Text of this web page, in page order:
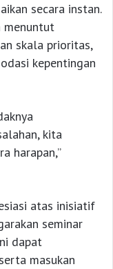
secara instan.
menuntut
skala prioritas,
kepentingan
kita
harapan,”
atas inisiatif
seminar
dapat
masukan